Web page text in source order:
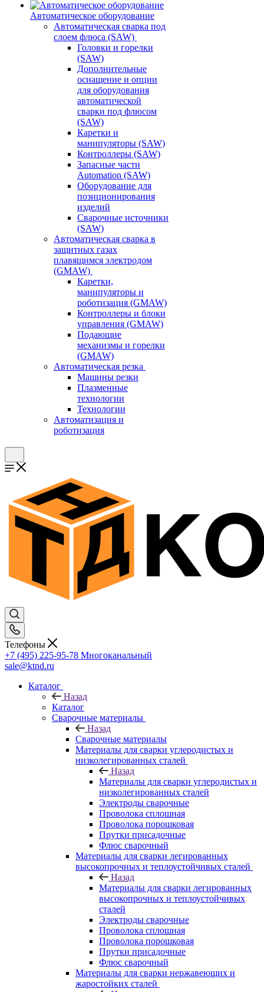
Автоматическое оборудование
Автоматическая сварка под
слоем флюса (SAW)
Головки и горелки
(SAW)
Дополнительные
оснащение и опции
для оборудования
автоматической
сварки под флюсом
(SAW)
Каретки и
манипуляторы (SAW)
Контроллеры (SAW)
Запасные части
Automation (SAW)
Оборудование для
позиционирования
изделий
Сварочные источники
(SAW)
Автоматическая сварка в
защитных газах
плавящимся электродом
(GMAW)
Каретки,
манипуляторы и
роботизация (GMAW)
Контроллеры и блоки
управления (GMAW)
Подающие
механизмы и горелки
(GMAW)
Автоматическая резка
Машины резки
Плазменные
технологии
Технологии
Автоматизация и
роботизация
Телефоны
+7 (495) 225-95-78 Многоканальный
sale@ktnd.ru
Каталог
Назад
Каталог
Сварочные материалы
Назад
Сварочные материалы
Материалы для сварки углеродистых и
низколегированных сталей
Назад
Материалы для сварки углеродистых и
низколегированных сталей
Электроды сварочные
Проволока сплошная
Проволока порошковая
Прутки присадочные
Флюс сварочный
Материалы для сварки легированных
высокопрочных и теплоустойчивых сталей
Назад
Материалы для сварки легированных
высокопрочных и теплоустойчивых
сталей
Электроды сварочные
Проволока сплошная
Проволока порошковая
Прутки присадочные
Флюс сварочный
Материалы для сварки нержавеющих и
жаростойких сталей